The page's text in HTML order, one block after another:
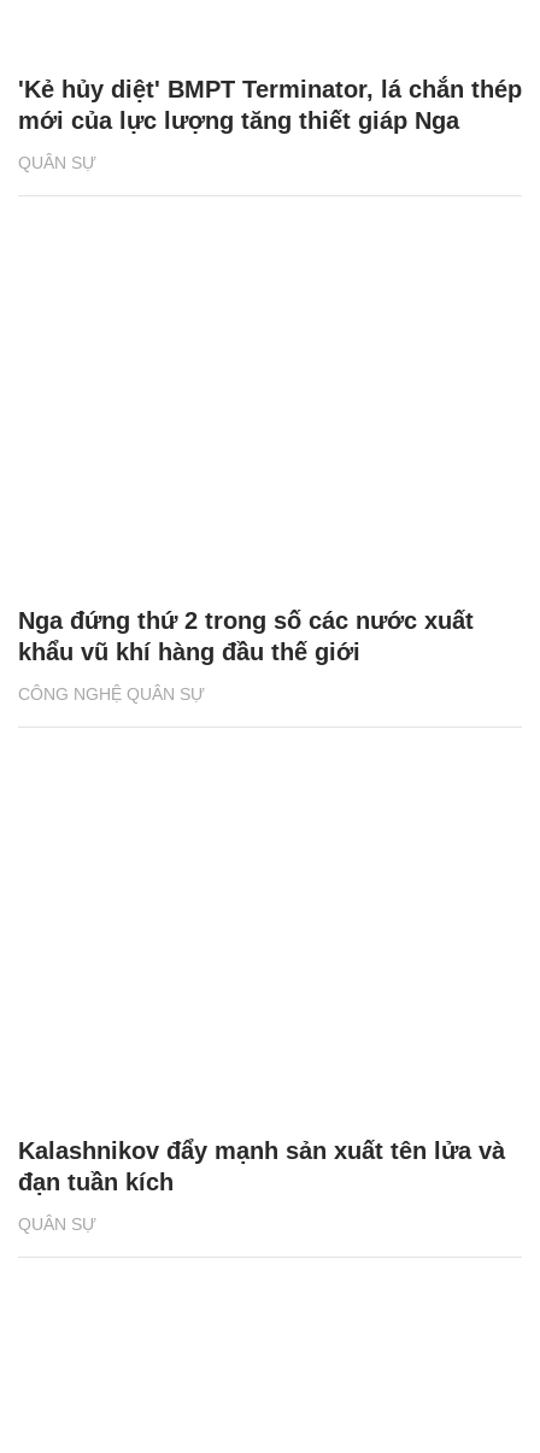
QUÂN SỰ
'Kẻ hủy diệt' BMPT Terminator, lá chắn thép
mới của lực lượng tăng thiết giáp Nga
CÔNG NGHỆ QUÂN SỰ
Nga đứng thứ 2 trong số các nước xuất
khẩu vũ khí hàng đầu thế giới
QUÂN SỰ
Kalashnikov đẩy mạnh sản xuất tên lửa và
đạn tuần kích